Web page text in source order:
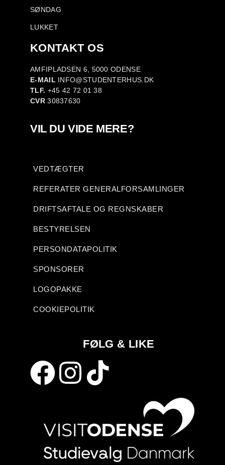
SØNDAG
LUKKET
KONTAKT OS
AMFIPLADSEN 6, 5000 ODENSE
E-MAIL INFO@STUDENTERHUS.DK
TLF. +45 42 72 01 38
CVR30837630
VIL DU VIDE MERE?
VEDTÆGTER
REFERATER GENERALFORSAMLINGER
DRIFTSAFTALE OG REGNSKABER
BESTYRELSEN
PERSONDATAPOLITIK
SPONSORER
LOGOPAKKE
COOKIEPOLITIK
FØLG & LIKE